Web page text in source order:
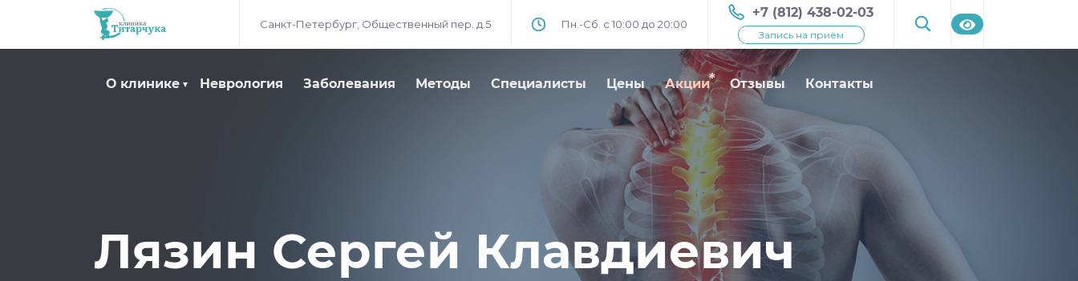
Санкт-Петербург, Общественный пер. д.5 Пн.-Сб. с 10:00 до 20:00
+7 (812) 438-02-03
Запись на приём
О клинике Неврология Заболевания Методы Специалисты Цены Акции Отзывы Контакты
Лязин Сергей Клавдиевич